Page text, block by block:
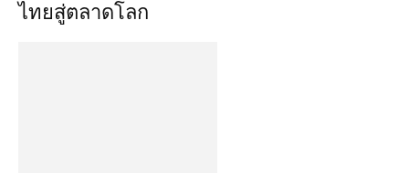
ไทยสู่ตลาดโลก